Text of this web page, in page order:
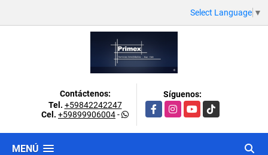
Select Language ▼
Contáctenos:
Tel. +59842242247
Cel. +59899906004-
Síguenos:
FacebookInstagramYouTubeTikTok
MENÚ